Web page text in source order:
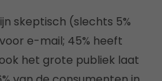
skeptisch (slechts 5%
e-mail; 45% heeft
het grote publiek laat